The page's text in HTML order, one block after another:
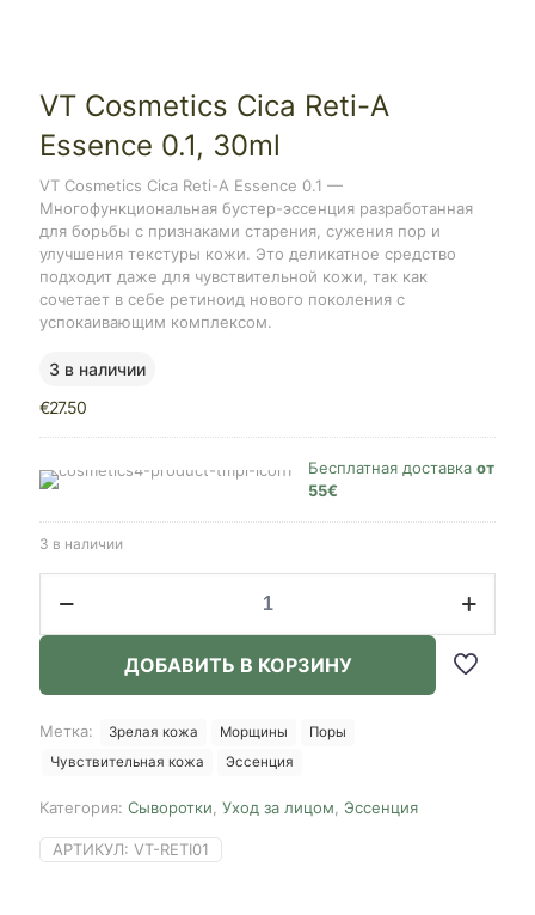
VT Cosmetics Cica Reti-A
Essence 0.1, 30ml
VT Cosmetics Cica Reti-A Essence 0.1 —
Многофункциональная бустер-эссенция разработанная
для борьбы с признаками старения, сужения пор и
улучшения текстуры кожи. Это деликатное средство
подходит даже для чувствительной кожи, так как
сочетает в себе ретиноид нового поколения с
успокаивающим комплексом.
3 в наличии
€27.50
Бесплатная доставка от
55€
3 в наличии
товара
Reti-
Essence
0.1,
ДОБАВИТЬ В КОРЗИНУ
Метка: Зрелая кожа Морщины
Поры
Чувствительная кожа
Эссенция
Категория: Сыворотки Уход за лицом Эссенция
АРТИКУЛ: VT-RETI01